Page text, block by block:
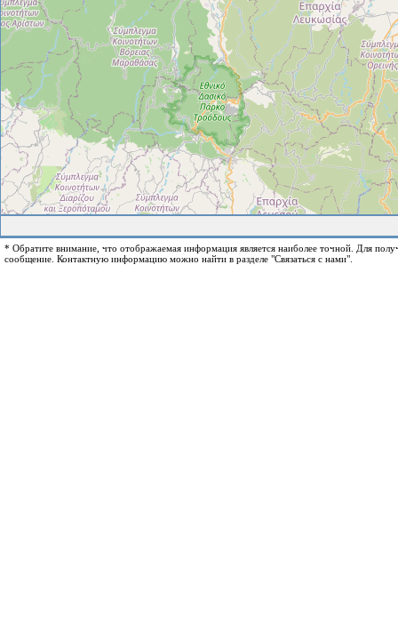
* Обратите внимание, что отображаемая информация является наиболее точной. Для
сообщение. Контактную информацию можно найти в разделе "Связаться с нами".